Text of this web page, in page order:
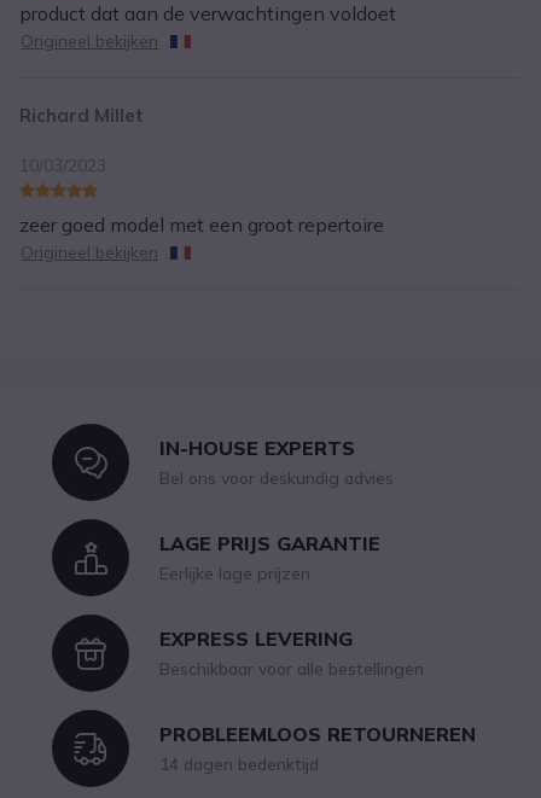
product dat aan de verwachtingen voldoet
Origineel bekijken
Richard Millet
10/03/2023
zeer goed model met een groot repertoire
Origineel bekijken
IconIN-HOUSE EXPERTS
Bel ons voor deskundig advies
IconLAGE PRIJS GARANTIE
Eerlijke lage prijzen
IconEXPRESS LEVERING
Beschikbaar voor alle bestellingen
IconPROBLEEMLOOS RETOURNEREN
14 dagen bedenktijd